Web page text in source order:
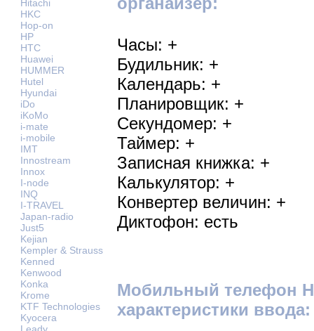
Hitachi
HKC
Hop-on
HP
HTC
Huawei
HUMMER
Hutel
Hyundai
iDo
iKoMo
i-mate
i-mobile
IMT
Innostream
Innox
I-node
INQ
I-TRAVEL
Japan-radio
Just5
Kejian
Kempler & Strauss
Kenned
Kenwood
Konka
Krome
KTF Technologies
Kyocera
Часы: +
Будильник: +
Календарь: +
Планировщик: +
Секундомер: +
Таймер: +
Записная книжка: +
Калькулятор: +
Конвертер величин: +
Диктофон: есть
Мобильный телефон
характеристики ввода: